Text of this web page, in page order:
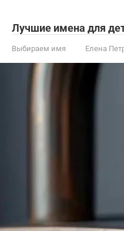
Лучшие имена для
Выбираем имя Елена